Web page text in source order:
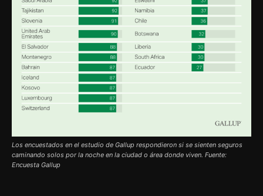
Los encuestados en el estudio de Gallup respondieron si se sienten seguros
caminando solos por la noche en la ciudad o área donde viven. Fuente:
Encuesta Gallup